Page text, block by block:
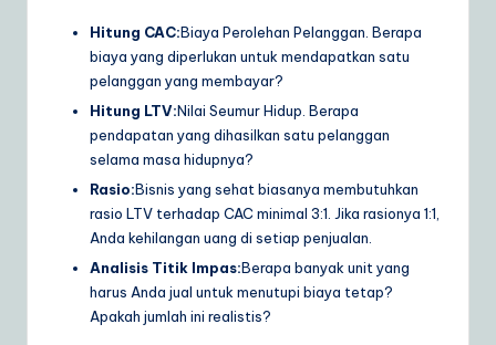
Hitung CAC:Biaya Perolehan Pelanggan. Berapa
biaya yang diperlukan untuk mendapatkan satu
pelanggan yang membayar?
Hitung LTV:Nilai Seumur Hidup. Berapa
pendapatan yang dihasilkan satu pelanggan
selama masa hidupnya?
Rasio:Bisnis yang sehat biasanya membutuhkan
rasio LTV terhadap CAC minimal 3:1. Jika rasionya 1:1,
Anda kehilangan uang di setiap penjualan.
Analisis Titik Impas:Berapa banyak unit yang
harus Anda jual untuk menutupi biaya tetap?
Apakah jumlah ini realistis?